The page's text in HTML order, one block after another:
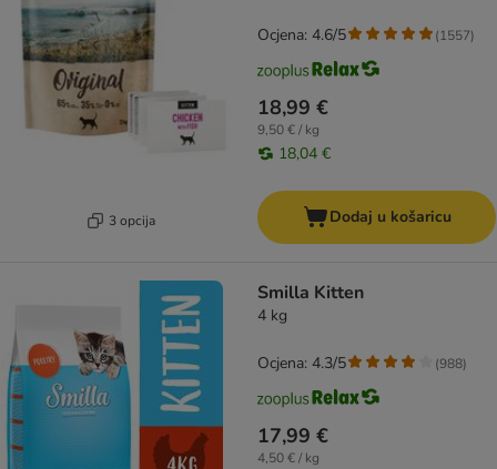
3 opcija
18,99 €
9,50 € / kg
18,04 €
Ocjena: 4.6/5 (1557)
Dodaj u košaricu
Smilla Kitten
4 kg
17,99 €
4,50 € / kg
Ocjena: 4.3/5 (988)